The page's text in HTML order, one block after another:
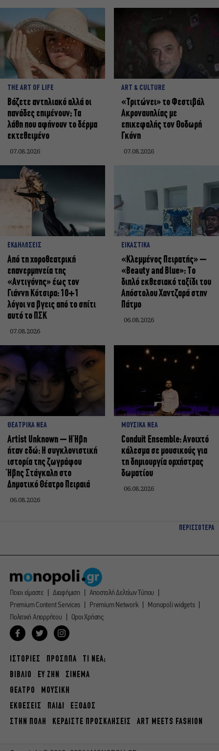
THE ART OF LIFE
Βάζετε αντηλιακό αλλά οι
πανάδες επιμένουν; Τα
λάθη που αφήνουν το δέρμα
εκτεθειμένο
07.08.2026
ART & CULTURE
«Τριτώνει» το Φεστιβάλ
Ακροναυπλίας με
επικεφαλής τον Θοδωρή
Γκόνη
07.08.2026
ΕΚΔΗΛΩΣΕΙΣ
Από τη χοροθεατρική
επανερμηνεία της
«Αντιγόνης» έως τον
Γιάννη Κότσιρα: 10+1
λόγοι να βγεις από το σπίτι
αυτό το ΠΣΚ
07.08.2026
ΕΙΚΑΣΤΙΚΑ
«Κλεμμένος Πειρατής» –
«Beauty and Blue»: Το
διπλό εκθεσιακό ταξίδι του
Απόστολου Χαντζαρά στην
Πάτμο
06.08.2026
ΘΕΑΤΡΙΚΑ ΝΕΑ
Artist Unknown – Η Ήβη
ήταν εδώ: Η συγκλονιστική
ιστορία της ζωγράφου
Ήβης Στάγκαλη στο
Δημοτικό Θέατρο Πειραιά
06.08.2026
ΜΟΥΣΙΚΑ ΝΕΑ
Conduit Ensemble: Ανοιχτό
κάλεσμα σε μουσικούς για
τη δημιουργία ορχήστρας
δωματίου
06.08.2026
ΠΕΡΙΣΣΟΤΕΡΑ
Ποιοι είμαστε Διαφήμιση
Αποστολή Δελτίων Τύπου
Premium Content Services
Premium Network
Monopoli widgets
Πολιτική Απορρήτου
Οροι Χρήσης
ΙΣΤΟΡΙΕΣ ΠΡΟΣΩΠΑ
ΤΙ ΝΕΑ;
ΒΙΒΛΙΟ
ΕΥ ΖΗΝ
ΣΙΝΕΜΑ
ΘΕΑΤΡΟ
ΜΟΥΣΙΚΗ
ΕΚΘΕΣΕΙΣ
ΠΑΙΔΙ
ΕΞΟΔΟΣ
ΣΤΗΝ ΠΟΛΗ
ΚΕΡΔΙΣΤΕ ΠΡΟΣΚΛΗΣΕΙΣ ART MEETS FASHION